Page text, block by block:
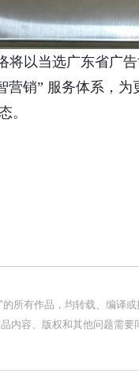
将以当选广东省广
营销” 服务体系，
。
所有作品，均转载、编译
内容、版权和其他问题需